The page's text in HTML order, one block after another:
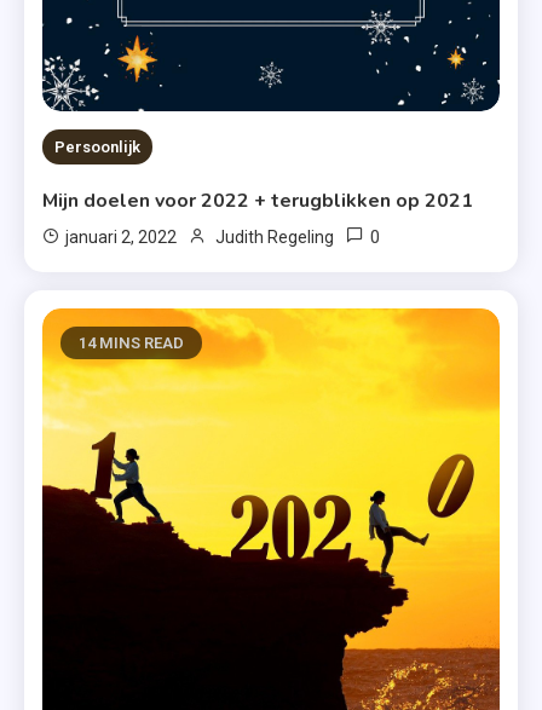
Persoonlijk
Mijn doelen voor 2022 + terugblikken op 2021
januari 2, 2022 Judith Regeling 0
14 MINS READ